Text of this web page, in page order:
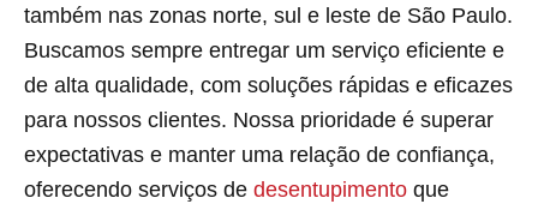
também nas zonas norte, sul e leste de São Paulo.
Buscamos sempre entregar um serviço eficiente e
de alta qualidade, com soluções rápidas e eficazes
para nossos clientes. Nossa prioridade é superar
expectativas e manter uma relação de confiança,
oferecendo serviços de desentupimento que